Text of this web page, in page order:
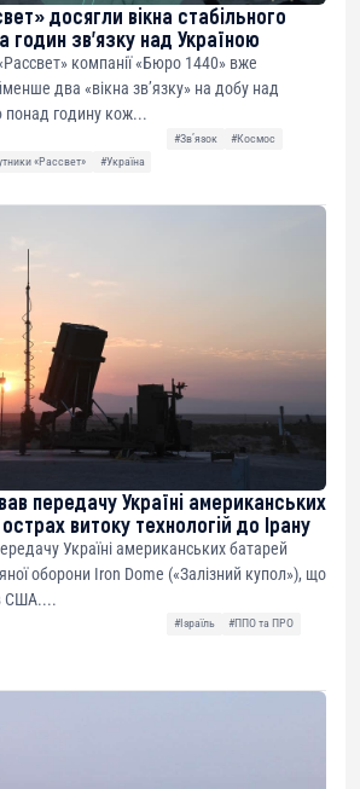
досягли вікна стабільного
годин зв’язку над Україною
компанії «Бюро 1440» вже
два «вікна зв’язку» на добу над
понад годину кож...
#Звʼязок
#Космос
«Рассвет»
#Україна
передачу Україні американських
витоку технологій до Ірану
Україні американських батарей
оборони Iron Dome («Залізний купол»), що
США....
#Ізраїль
#ППО та ПРО